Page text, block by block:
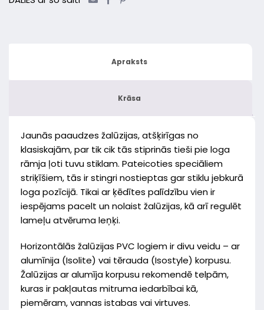
Apraksts
Krāsa
Jaunās paaudzes žalūzijas, atšķirīgas no
klasiskajām, par tik cik tās stiprinās tieši pie loga
rāmja ļoti tuvu stiklam. Pateicoties speciāliem
striķīšiem, tās ir stingri nostieptas gar stiklu jebkurā
loga pozīcijā. Tikai ar ķēdītes palīdzību vien ir
iespējams pacelt un nolaist žalūzijas, kā arī regulēt
lameļu atvēruma leņķi.
Horizontālās žalūzijas PVC logiem ir divu veidu – ar
alumīnija (Isolite) vai tērauda (Isostyle) korpusu.
Žalūzijas ar alumīja korpusu rekomendē telpām,
kuras ir pakļautas mitruma iedarbībai kā,
piemēram, vannas istabas vai virtuves.